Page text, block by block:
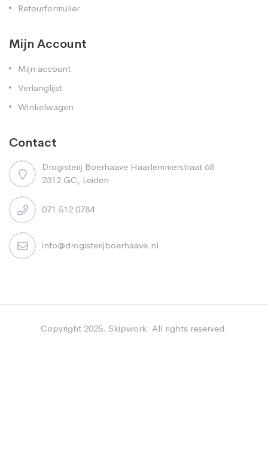
Retourformulier
Mijn Account
Mijn account
Verlanglijst
Winkelwagen
Contact
Drogisterij Boerhaave Haarlemmerstraat 68
2312 GC, Leiden
071 512 0784
info@drogisterijboerhaave.nl
Copyright 2025. Skipwork. All rights reserved.